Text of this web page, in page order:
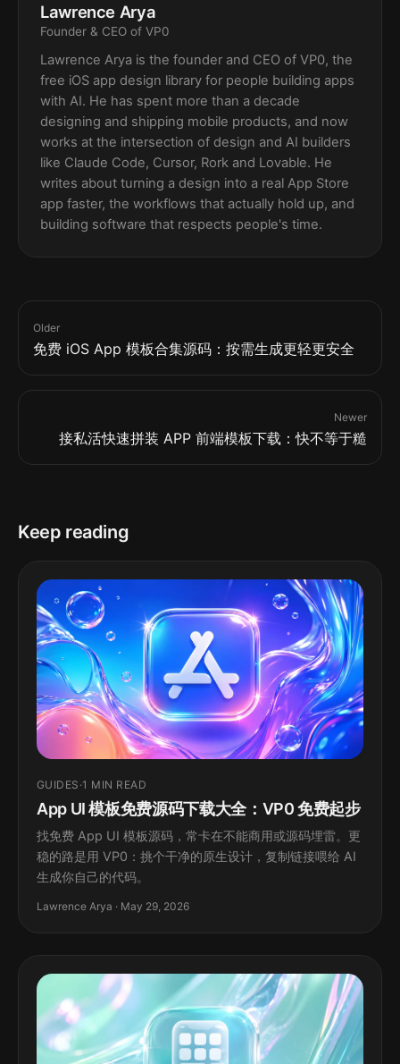
Lawrence Arya
Founder & CEO of VP0
Lawrence Arya is the founder and CEO of VP0, the
free iOS app design library for people building apps
with AI. He has spent more than a decade
designing and shipping mobile products, and now
works at the intersection of design and AI builders
like Claude Code, Cursor, Rork and Lovable. He
writes about turning a design into a real App Store
app faster, the workflows that actually hold up, and
building software that respects people's time.
Older
免费 iOS App 模板合集源码：按需生成更轻更安全
Newer
接私活快速拼装 APP 前端模板下载：快不等于糙
Keep reading
GUIDES ·1 MIN READ
App UI 模板免费源码下载大全：VP0 免费起步
找免费 App UI 模板源码，常卡在不能商用或源码埋雷。更
稳的路是用 VP0：挑个干净的原生设计，复制链接喂给 AI
生成你自己的代码。
Lawrence Arya · May 29, 2026